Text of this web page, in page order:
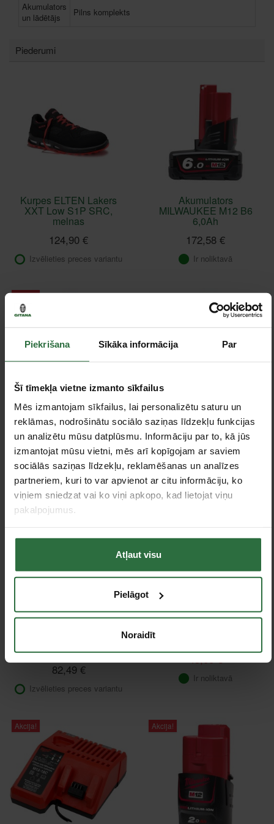
Piekrišana Sīkāka informācija Par
Šī tīmekļa vietne izmanto sīkfailus
Mēs izmantojam sīkfailus, lai personalizētu saturu un
reklāmas, nodrošinātu sociālo saziņas līdzekļu funkcijas
un analizētu mūsu datplūsmu. Informāciju par to, kā jūs
izmantojat mūsu vietni, mēs arī kopīgojam ar saviem
sociālās saziņas līdzekļu, reklamēšanas un analīzes
partneriem, kuri to var apvienot ar citu informāciju, ko
viņiem sniedzat vai ko viņi apkopo, kad lietojat viņu
pakalpojumus.
Atļaut visu
Pielāgot
Noraidīt
Akumulators
un lādētājs
Pilns komplekts
Piederumi
Kurpes ELTEN Lakers
XXT Low S1P SRC,
melnas
124,90 €
Izvēlieties preces variantu
Akumulators
MILWAUKEE M12 B6
6,0Ah
172,58 €
Ir noliktavā
Akcija!
Akumulatora lādētājs
MILWAUKEE M12-18 FC
75,00 €
Ir noliktavā
Akumulators
MILWAUKEE M12 B4 4,0
Ah
147,51 €
pelēka/melna
82,49 €
Izvēlieties preces variantu
45,00 €
Ir noliktavā
Akcija! Akcija!